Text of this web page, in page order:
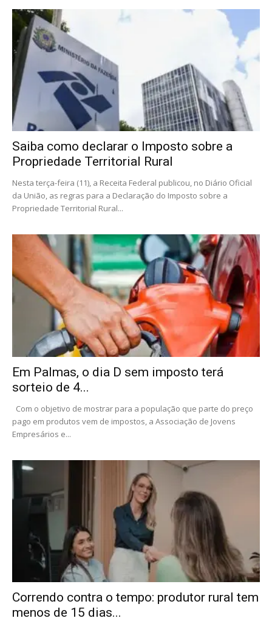
Saiba como declarar o Imposto sobre a
Propriedade Territorial Rural
Nesta terça-feira (11), a Receita Federal publicou, no Diário Oficial
da União, as regras para a Declaração do Imposto sobre a
Propriedade Territorial Rural...
Em Palmas, o dia D sem imposto terá
sorteio de 4...
Com o objetivo de mostrar para a população que parte do preço
pago em produtos vem de impostos, a Associação de Jovens
Empresários e...
Correndo contra o tempo: produtor rural tem
menos de 15 dias...